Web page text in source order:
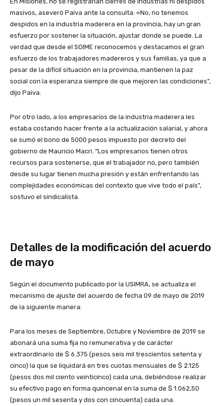
masivos, aseveró Paiva ante la consulta: «No, no tenemos
despidos en la industria maderera en la provincia, hay un gran
esfuerzo por sostener la situación, ajustar donde se puede. La
verdad que desde el SOIME reconocemos y destacamos el gran
esfuerzo de los trabajadores madereros y sus familias, ya que a
pesar de la difícil situación en la provincia, mantienen la paz
social con la esperanza siempre de que mejoren las condiciones”,
dijo Paiva.
Por otro lado, a los empresarios de la industria maderera les
estaba costando hacer frente a la actualización salarial, y ahora
se sumó el bono de 5000 pesos impuesto por decreto del
gobierno de Mauricio Macri. “Los empresarios tienen otros
recursos para sostenerse, que el trabajador no, pero también
desde su lugar tienen mucha presión y están enfrentando las
complejidades económicas del contexto que vive todo el país”,
sostuvo el sindicalista.
Detalles de la modificación del acuerdo
de mayo
Según el documento publicado por la USIMRA, se actualiza el
mecanismo de ajuste del acuerdo de fecha 09 de mayo de 2019
de la siguiente manera:
Para los meses de Septiembre, Octubre y Noviembre de 2019 se
abonará una suma fija no remunerativa y de carácter
extraordinario de $ 6.375 (pesos seis mil trescientos setenta y
cinco) la que se liquidará en tres cuotas mensuales de $ 2.125
(pesos dos mil ciento veinticinco) cada una, debiéndose realizar
su efectivo pago en forma quincenal en la suma de $ 1.062,50
(pesos un mil sesenta y dos con cincuenta) cada una.